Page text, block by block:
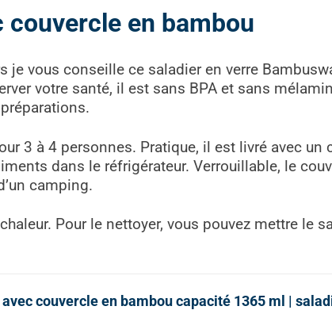
en bambou
je vous conseille ce saladier en verre
votre santé, il est sans BPA et sans
3 à 4 personnes. Pratique, il est livré avec un
dans le réfrigérateur. Verrouillable, le
camping.
Pour le nettoyer, vous pouvez mettre le
couvercle en bambou capacité 1365 ml |